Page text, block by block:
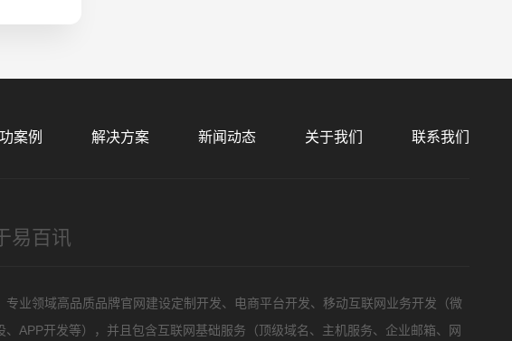
案例 解决方案 新闻动态 关于我们 联系我们
易百讯
专业领域高品质品牌官网建设定制开发、电商平台开发、移动互联网业务开发（微
APP开发等），并且包含互联网基础服务（顶级域名、主机服务、企业邮箱、网